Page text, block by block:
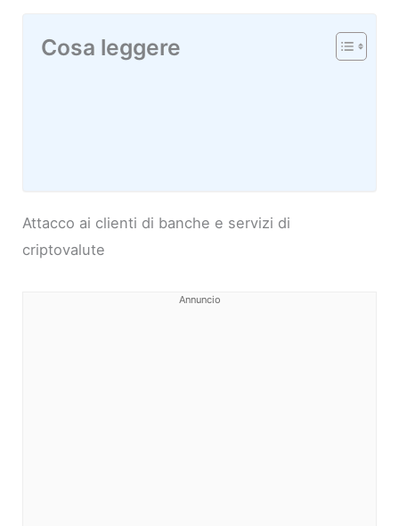
Cosa leggere
Attacco ai clienti di banche e servizi di
criptovalute
Annuncio